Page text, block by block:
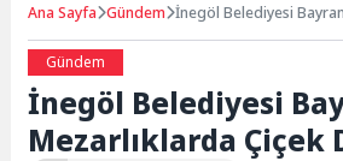
Ana Sayfa Gündem İnegöl Belediyesi
Gündem
İnegöl Belediyesi
Mezarlıklarda Çiçek